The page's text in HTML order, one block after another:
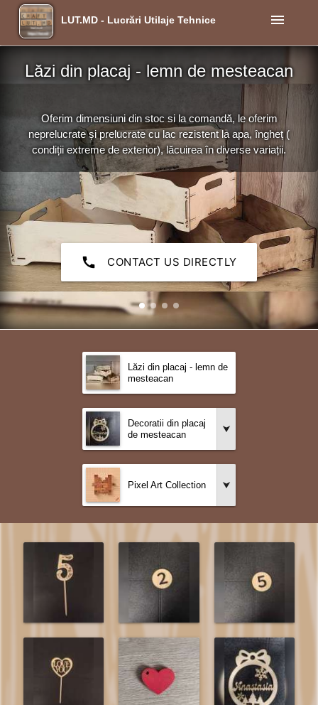
LUT.MD - Lucrări Utilaje Tehnice menu
call CONTACT US DIRECTLY
Lăzi din placaj - lemn de mesteacan
Oferim dimensiuni din stoc si la comandă, le oferim
neprelucrate și prelucrate cu lac rezistent la apa, îngheț (
condiții extreme de exterior), lăcuirea în diverse variații.
Lăzi din placaj - lemn de
mesteacan
Decoratii din placaj
de mesteacan
Pixel Art Collection